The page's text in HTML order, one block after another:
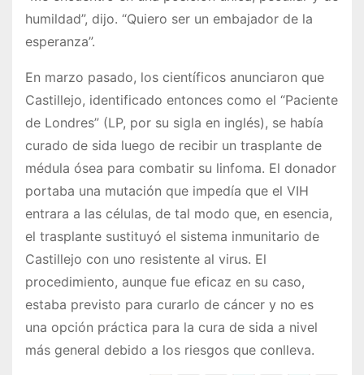
humildad”, dijo. “Quiero ser un embajador de la
esperanza”.
En marzo pasado, los científicos anunciaron que
Castillejo, identificado entonces como el “Paciente
de Londres” (LP, por su sigla en inglés), se había
curado de sida luego de recibir un trasplante de
médula ósea para combatir su linfoma. El donador
portaba una mutación que impedía que el VIH
entrara a las células, de tal modo que, en esencia,
el trasplante sustituyó el sistema inmunitario de
Castillejo con uno resistente al virus. El
procedimiento, aunque fue eficaz en su caso,
estaba previsto para curarlo de cáncer y no es
una opción práctica para la cura de sida a nivel
más general debido a los riesgos que conlleva.